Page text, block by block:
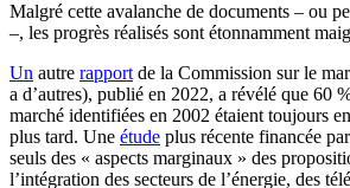
Malgré cette avalanche de documents – ou
–, les progrès réalisés sont étonnamment
Un autre rapport de la Commission sur le
a d’autres), publié en 2022, a révélé que 60
marché identifiées en 2002 étaient toujours
plus tard. Une étude plus récente financée
seuls des « aspects marginaux » des
l’intégration des secteurs de l’énergie, des